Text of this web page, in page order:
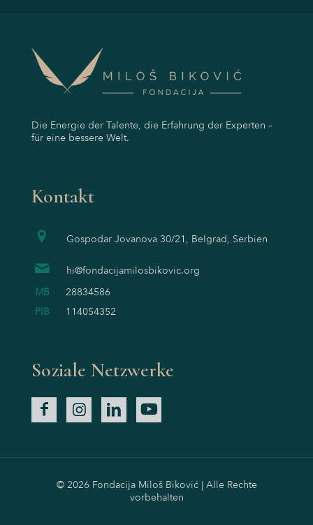
Die Energie der Talente, die Erfahrung der Experten –
für eine bessere Welt.
Kontakt
Gospodar Jovanova 30/21, Belgrad, Serbien
hi@fondacijamilosbikovic.org
MB
28834586
PIB
114054352
Soziale Netzwerke
© 2026 Fondacija Miloš Biković | Alle Rechte
vorbehalten